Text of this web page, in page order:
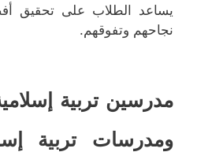
يساعد الطلاب على تحقيق
نجاحهم وتفوقهم.
مدرسين تربية
ومدرسات تربية